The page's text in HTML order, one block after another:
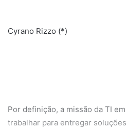
Cyrano Rizzo (*)
Por definição, a missão da TI
trabalhar para entregar